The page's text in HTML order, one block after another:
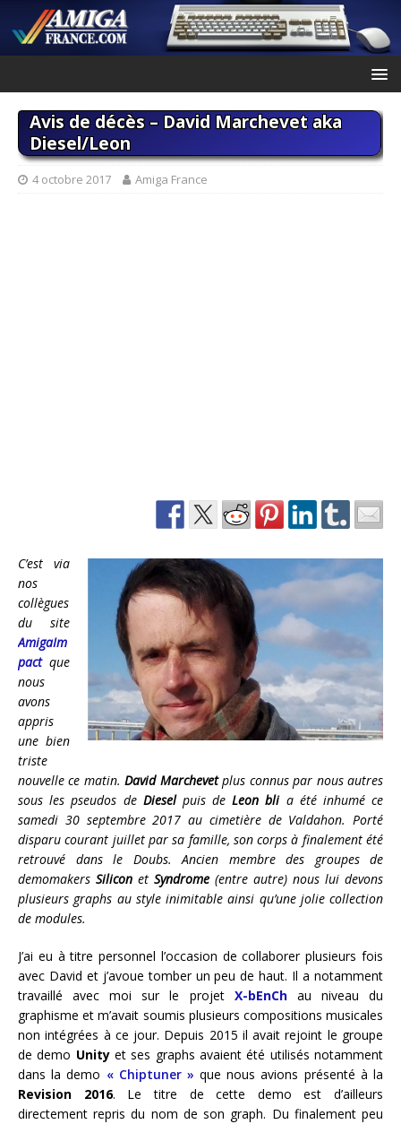
Avis de décès – David Marchevet aka
Diesel/Leon
4 octobre 2017 Amiga France
C’est via
nos
collègues
du site
AmigaIm
pactque
nous
avons
appris
une bien
triste
nouvelle ce matin.David Marchevetplus connus par nous autres
sous les pseudos de Dieselpuis deLeon blia été inhumé ce
samedi 30 septembre 2017 au cimetière de Valdahon. Porté
disparu courant juillet par sa famille, son corps à finalement été
retrouvé dans le Doubs. Ancien membre des groupes de
demomakers Silicon et Syndrome (entre autre) nous lui devons
plusieurs graphs au style inimitable ainsi qu’une jolie collection
de modules.
J’ai eu à titre personnel l’occasion de collaborer plusieurs fois
avec David et j’avoue tomber un peu de haut. Il a notamment
travaillé avec moi sur le projet X-bEnChau niveau du
graphisme et m’avait soumis plusieurs compositions musicales
non intégrées à ce jour. Depuis 2015 il avait rejoint le groupe
de demo Unityet ses graphs avaient été utilisés notamment
dans la demo « Chiptuner » que nous avions présenté à la
Revision 2016. Le titre de cette demo est d’ailleurs
directement repris du nom de son graph. Du finalement peu